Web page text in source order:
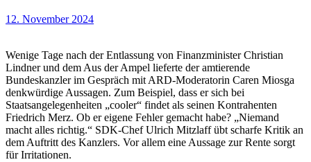
12. November 2024
Wenige Tage nach der Entlassung von Finanzminister Christian
Lindner und dem Aus der Ampel lieferte der amtierende
Bundeskanzler im Gespräch mit ARD-Moderatorin Caren Miosga
denkwürdige Aussagen. Zum Beispiel, dass er sich bei
Staatsangelegenheiten „cooler“ findet als seinen Kontrahenten
Friedrich Merz. Ob er eigene Fehler gemacht habe? „Niemand
macht alles richtig.“ SDK-Chef Ulrich Mitzlaff übt scharfe Kritik an
dem Auftritt des Kanzlers. Vor allem eine Aussage zur Rente sorgt
für Irritationen.